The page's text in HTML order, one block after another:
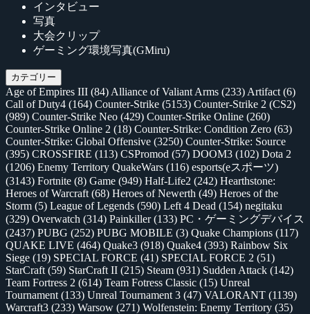
インタビュー
写真
大会クリップ
ゲーミング環境写真(GMiru)
カテゴリー
Age of Empires III (84) Alliance of Valiant Arms (233) Artifact (6)
Call of Duty4 (164) Counter-Strike (5153) Counter-Strike 2 (CS2)
(989) Counter-Strike Neo (429) Counter-Strike Online (260)
Counter-Strike Online 2 (18) Counter-Strike: Condition Zero (63)
Counter-Strike: Global Offensive (3250) Counter-Strike: Source
(395) CROSSFIRE (113) CSPromod (57) DOOM3 (102) Dota 2
(1206) Enemy Territory QuakeWars (116) esports(eスポーツ)
(3143) Fortnite (8) Game (949) Half-Life2 (242) Hearthstone:
Heroes of Warcraft (68) Heroes of Newerth (49) Heroes of the
Storm (5) League of Legends (590) Left 4 Dead (154) negitaku
(329) Overwatch (314) Painkiller(133) PC・ゲーミングデバイス
(2437) PUBG (252) PUBG MOBILE (3) Quake Champions (117)
QUAKE LIVE (464) Quake3 (918) Quake4 (393) Rainbow Six
Siege (19) SPECIAL FORCE (41) SPECIAL FORCE 2 (51)
StarCraft (59) StarCraft II (215) Steam (931) Sudden Attack (142)
Team Fortress 2 (614) Team Fotress Classic (15) Unreal
Tournament (133) Unreal Tournament 3 (47) VALORANT (1139)
Warcraft3 (233) Warsow (271) Wolfenstein: Enemy Territory (35)